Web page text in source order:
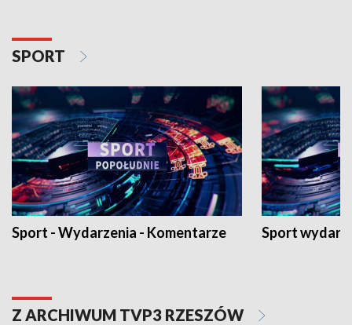
SPORT
Sport - Wydarzenia - Komentarze Sport
Z ARCHIWUM TVP3 RZESZÓW